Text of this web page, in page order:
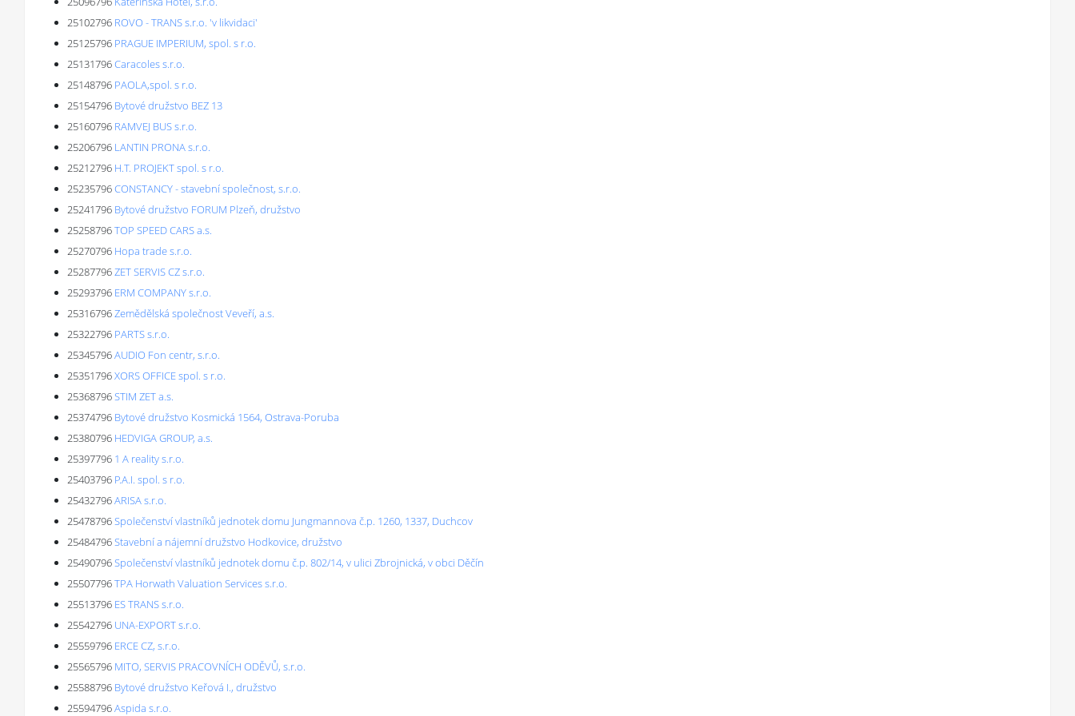
25102796 ROVO - TRANS s.r.o. 'v likvidaci'
25125796 PRAGUE IMPERIUM, spol. s r.o.
25131796Caracoles s.r.o.
25148796 PAOLA,spol. s r.o.
25154796 Bytové družstvo BEZ 13
25160796 RAMVEJ BUS s.r.o.
25206796 LANTIN PRONA s.r.o.
25212796 H.T. PROJEKT spol. s r.o.
25235796CONSTANCY - stavební společnost, s.r.o.
25241796 Bytové družstvo FORUM Plzeň, družstvo
25258796TOP SPEED CARS a.s.
25270796 Hopa trade s.r.o.
25287796ZET SERVIS CZ s.r.o.
25293796 ERM COMPANY s.r.o.
25316796Zemědělská společnost Veveří, a.s.
25322796 PARTS s.r.o.
25345796AUDIO Fon centr, s.r.o.
25351796XORS OFFICE spol. s r.o.
25368796STIM ZET a.s.
25374796 Bytové družstvo Kosmická 1564, Ostrava-Poruba
25380796 HEDVIGA GROUP, a.s.
25397796 1 A reality s.r.o.
25403796 P.A.I. spol. s r.o.
25432796ARISA s.r.o.
25478796Společenství vlastníků jednotek domu Jungmannova č.p. 1260, 1337, Duchcov
25484796Stavební a nájemní družstvo Hodkovice, družstvo
25490796Společenství vlastníků jednotek domu č.p. 802/14, v ulici Zbrojnická, v obci Děčín
25507796TPA Horwath Valuation Services s.r.o.
25513796 ES TRANS s.r.o.
25542796 UNA-EXPORT s.r.o.
25559796 ERCE CZ, s.r.o.
25565796 MITO, SERVIS PRACOVNÍCH ODĚVŮ, s.r.o.
25588796 Bytové družstvo Keřová I., družstvo
25594796Aspida s.r.o.